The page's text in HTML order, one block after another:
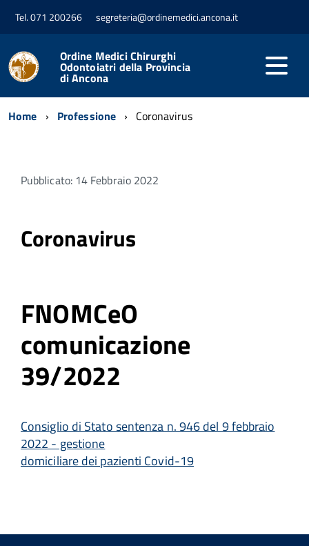
Tel. 071 200266 segreteria@ordinemedici.ancona.it
Ordine Medici Chirurghi
Odontoiatri della Provincia
di Ancona
Home Professione Coronavirus
Pubblicato: 14 Febbraio 2022
Coronavirus
FNOMCeO
comunicazione
39/2022
Consiglio di Stato sentenza n. 946 del 9 febbraio
2022 - gestione
domiciliare dei pazienti Covid-19